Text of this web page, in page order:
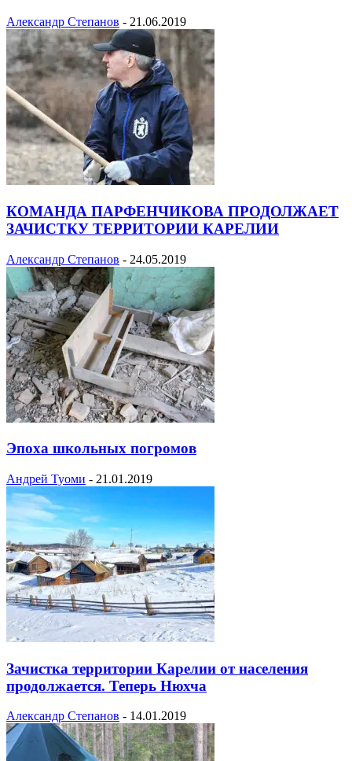
Александр Степанов - 21.06.2019
КОМАНДА ПАРФЕНЧИКОВА ПРОДОЛЖАЕТ
ЗАЧИСТКУ ТЕРРИТОРИИ КАРЕЛИИ
Александр Степанов - 24.05.2019
Эпоха школьных погромов
Андрей Туоми - 21.01.2019
Зачистка территории Карелии от населения
продолжается. Теперь Нюхча
Александр Степанов - 14.01.2019